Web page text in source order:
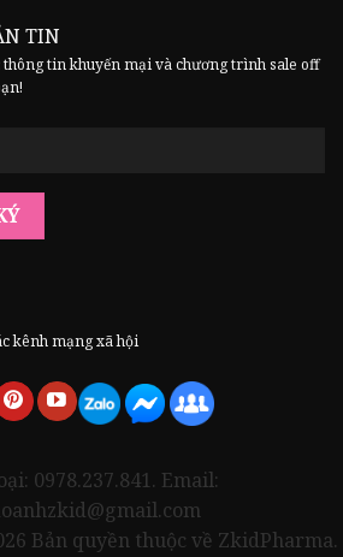
TIN
thông tin khuyến mại và chương trình sale off
kênh mạng xã hội
0978.237.841. Email:
Bản quyền thuộc về ZkidPharma.